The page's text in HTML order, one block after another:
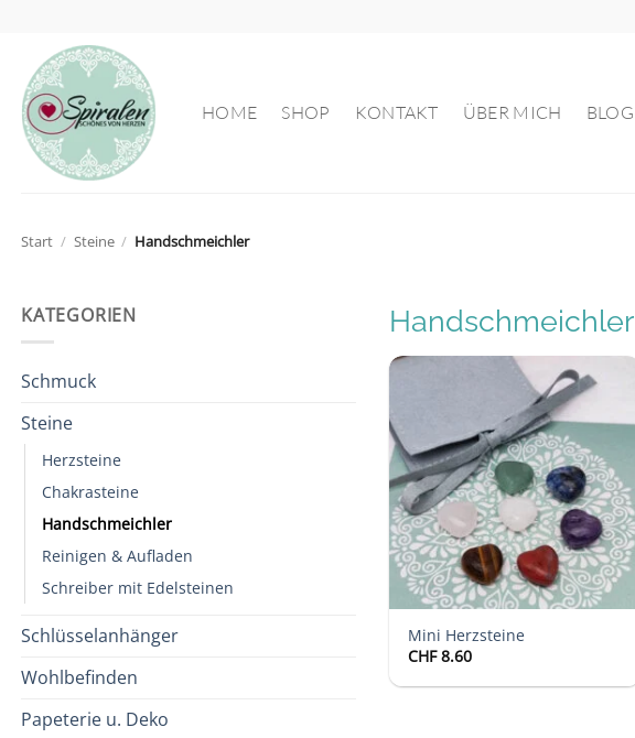
springen
HOME SHOP KONTAKT ÜBER MICH BLOG
Start / Steine / Handschmeichler
KATEGORIEN
Schmuck
Steine
Herzsteine
Chakrasteine
Handschmeichler
Reinigen & Aufladen
Schreiber mit Edelsteinen
Schlüsselanhänger
Wohlbefinden
Papeterie u. Deko
Handschmeichler
Auf die
Wunschliste
Mini Herzsteine
CHF8.60